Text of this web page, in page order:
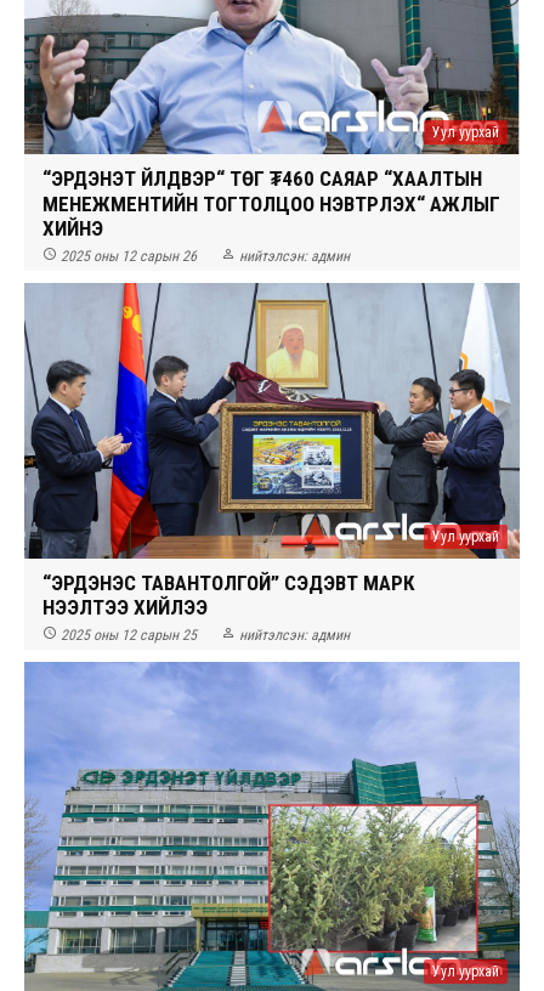
Уул уурхай
“ЭРДЭНЭТ ҮЙЛДВЭР“ ТӨҮГ ₮460 САЯАР “ХААЛТЫН
МЕНЕЖМЕНТИЙН ТОГТОЛЦОО НЭВТРҮҮЛЭХ“ АЖЛЫГ
ХИЙНЭ
 2025 оны 12 сарын 26  нийтэлсэн: админ
Уул уурхай
“ЭРДЭНЭС ТАВАНТОЛГОЙ” СЭДЭВТ МАРК
НЭЭЛТЭЭ ХИЙЛЭЭ
 2025 оны 12 сарын 25  нийтэлсэн: админ
Уул уурхай